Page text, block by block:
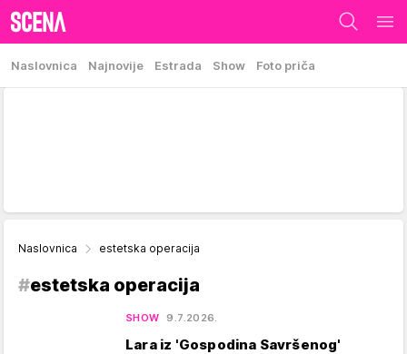
Naslovnica Najnovije Estrada Show Foto priča
Naslovnica estetska operacija
#estetska operacija
SHOW 9.7.2026.
Lara iz 'Gospodina Savršenog'